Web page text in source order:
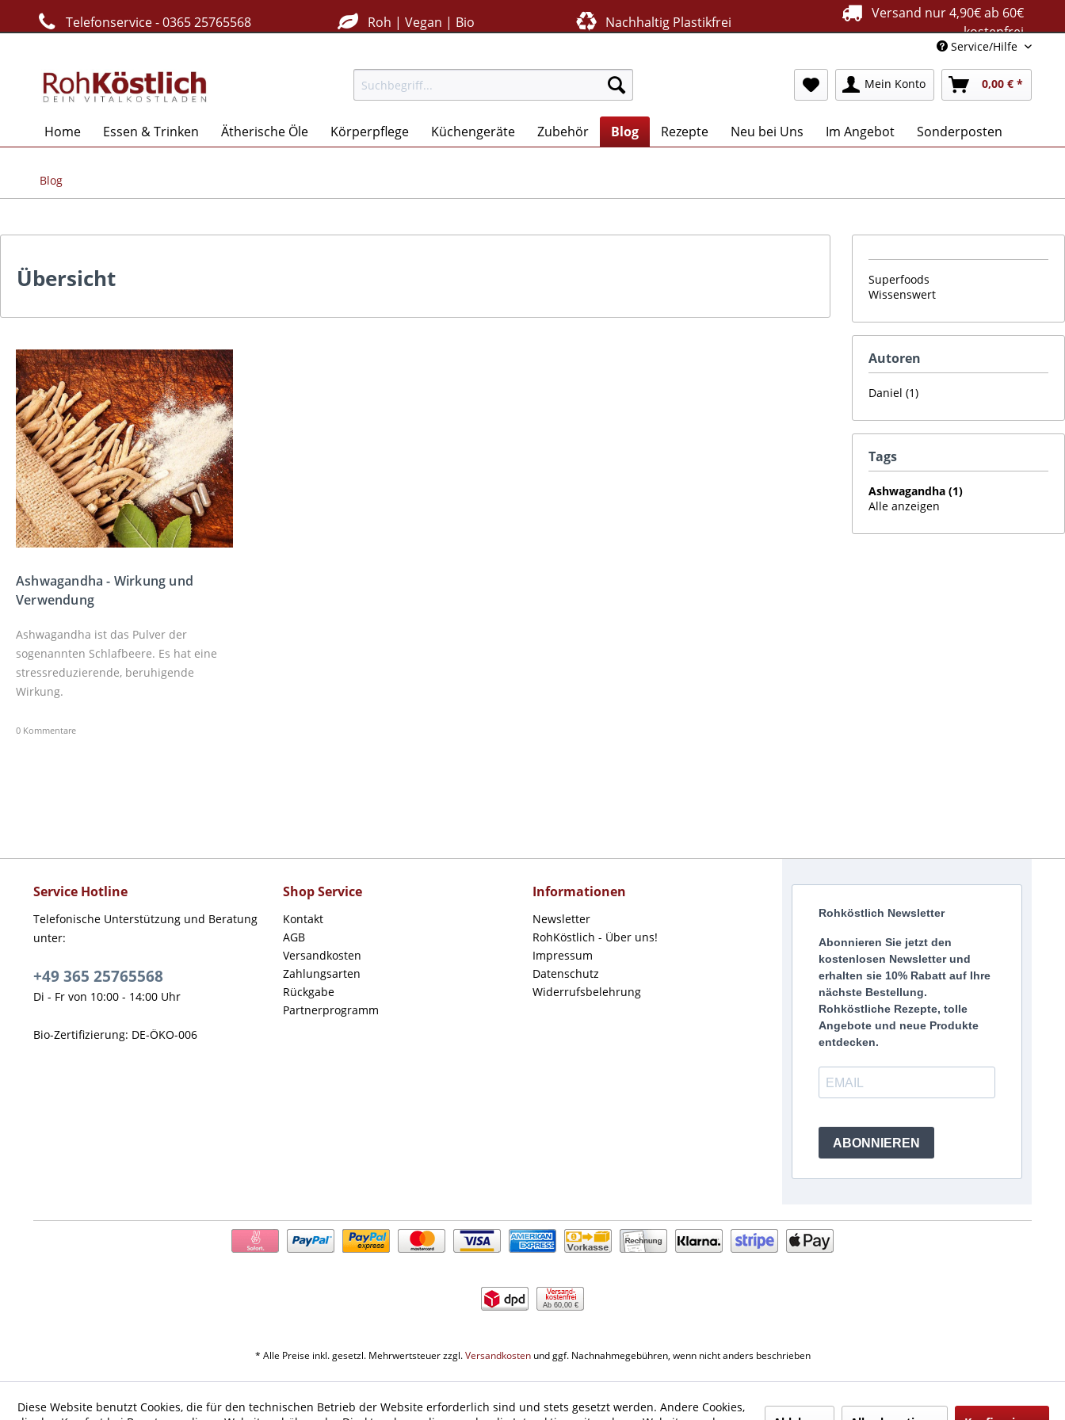
Telefonservice - 0365 25765568 Roh | Vegan | Bio Nachhaltig Plastikfrei
Versand nur 4,90€ ab 60€
kostenfrei
Service/Hilfe
Mein Konto 0,00 € *
Home Essen & Trinken Ätherische Öle Körperpflege Küchengeräte Zubehör Blog Rezepte Neu bei Uns Im Angebot Sonderposten
Blog
Superfoods
Wissenswert
Autoren
Daniel (1)
Tags
Ashwagandha (1)
Alle anzeigen
Übersicht
Ashwagandha - Wirkung und
Verwendung
Ashwagandha ist das Pulver der
sogenannten Schlafbeere. Es hat eine
stressreduzierende, beruhigende
Wirkung.
0 Kommentare
Service Hotline
Telefonische Unterstützung und Beratung
unter:
+49 365 25765568
Di - Fr von 10:00 - 14:00 Uhr
Bio-Zertifizierung: DE-ÖKO-006
Shop Service
Kontakt
AGB
Versandkosten
Zahlungsarten
Rückgabe
Partnerprogramm
Informationen
Newsletter
RohKöstlich - Über uns!
Impressum
Datenschutz
Widerrufsbelehrung
Rohköstlich Newsletter
Abonnieren Sie jetzt den
kostenlosen Newsletter und
erhalten sie 10% Rabatt auf Ihre
nächste Bestellung.
Rohköstliche Rezepte, tolle
Angebote und neue Produkte
entdecken.
ABONNIEREN
Ab 60,00 €
* Alle Preise inkl. gesetzl. Mehrwertsteuer zzgl.Versandkostenund ggf. Nachnahmegebühren, wenn nicht anders beschrieben
Diese Website benutzt Cookies, die für den technischen Betrieb der Website erforderlich sind und stets gesetzt werden. Andere Cookies,